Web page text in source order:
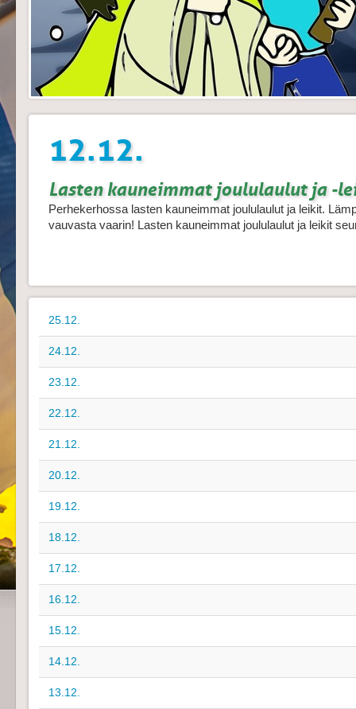
12.12.
Lasten kauneimmat joululaulut ja -
Perhekerhossa lasten kauneimmat joululaulut ja leikit.
vauvasta vaarin! Lasten kauneimmat joululaulut ja leikit
25.12.
24.12.
23.12.
22.12.
21.12.
20.12.
19.12.
18.12.
17.12.
16.12.
15.12.
14.12.
13.12.